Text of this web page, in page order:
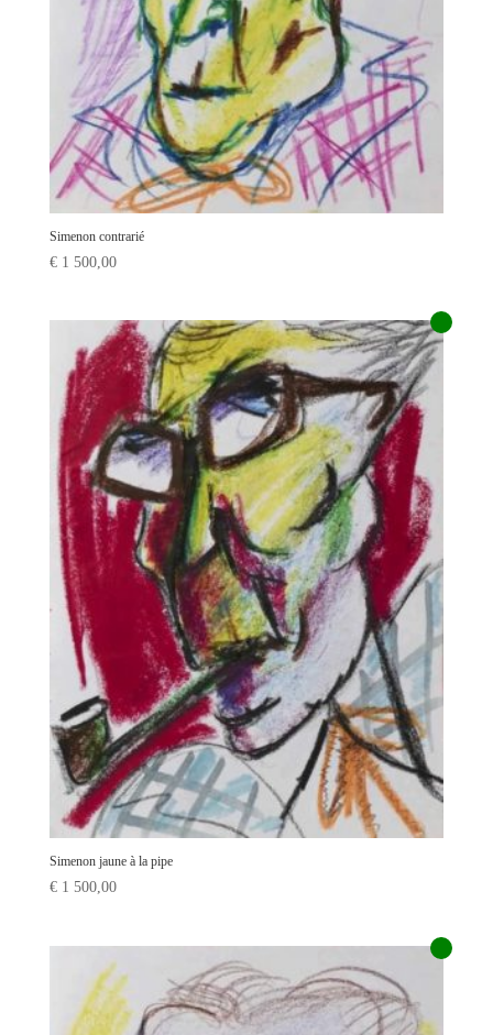
Simenon contrarié
€1 500,00
Simenon jaune à la pipe
€1 500,00